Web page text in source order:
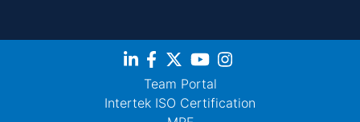
Team Portal
Intertek ISO Certification